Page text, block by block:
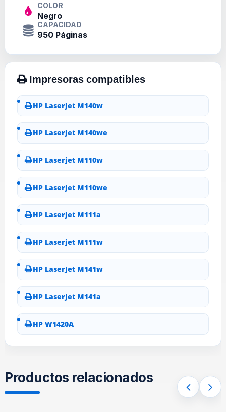
COLOR
Negro
CAPACIDAD
950 Páginas
HP Laserjet M140w
HP Laserjet M140we
HP Laserjet M110w
HP Laserjet M110we
HP Laserjet M111a
HP Laserjet M111w
HP LaserJet M141w
HP LaserJet M141a
HP W1420A
Productos relacionados